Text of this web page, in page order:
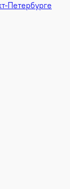
Петербурге